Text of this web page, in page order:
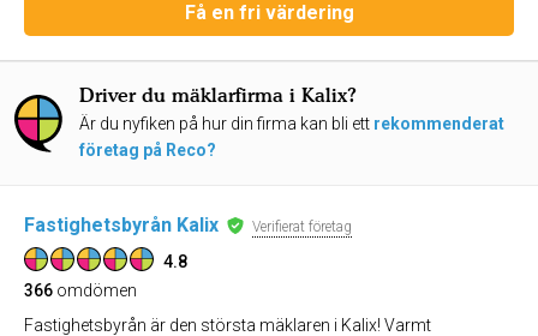
Få en fri värdering
Driver du mäklarfirma i Kalix?
Är du nyfiken på hur din firma kan bli ett rekommenderat
företag på Reco?
Fastighetsbyrån Kalix Verifierat företag
4.8
366 omdömen
Fastighetsbyrån är den största mäklaren i Kalix! Varmt